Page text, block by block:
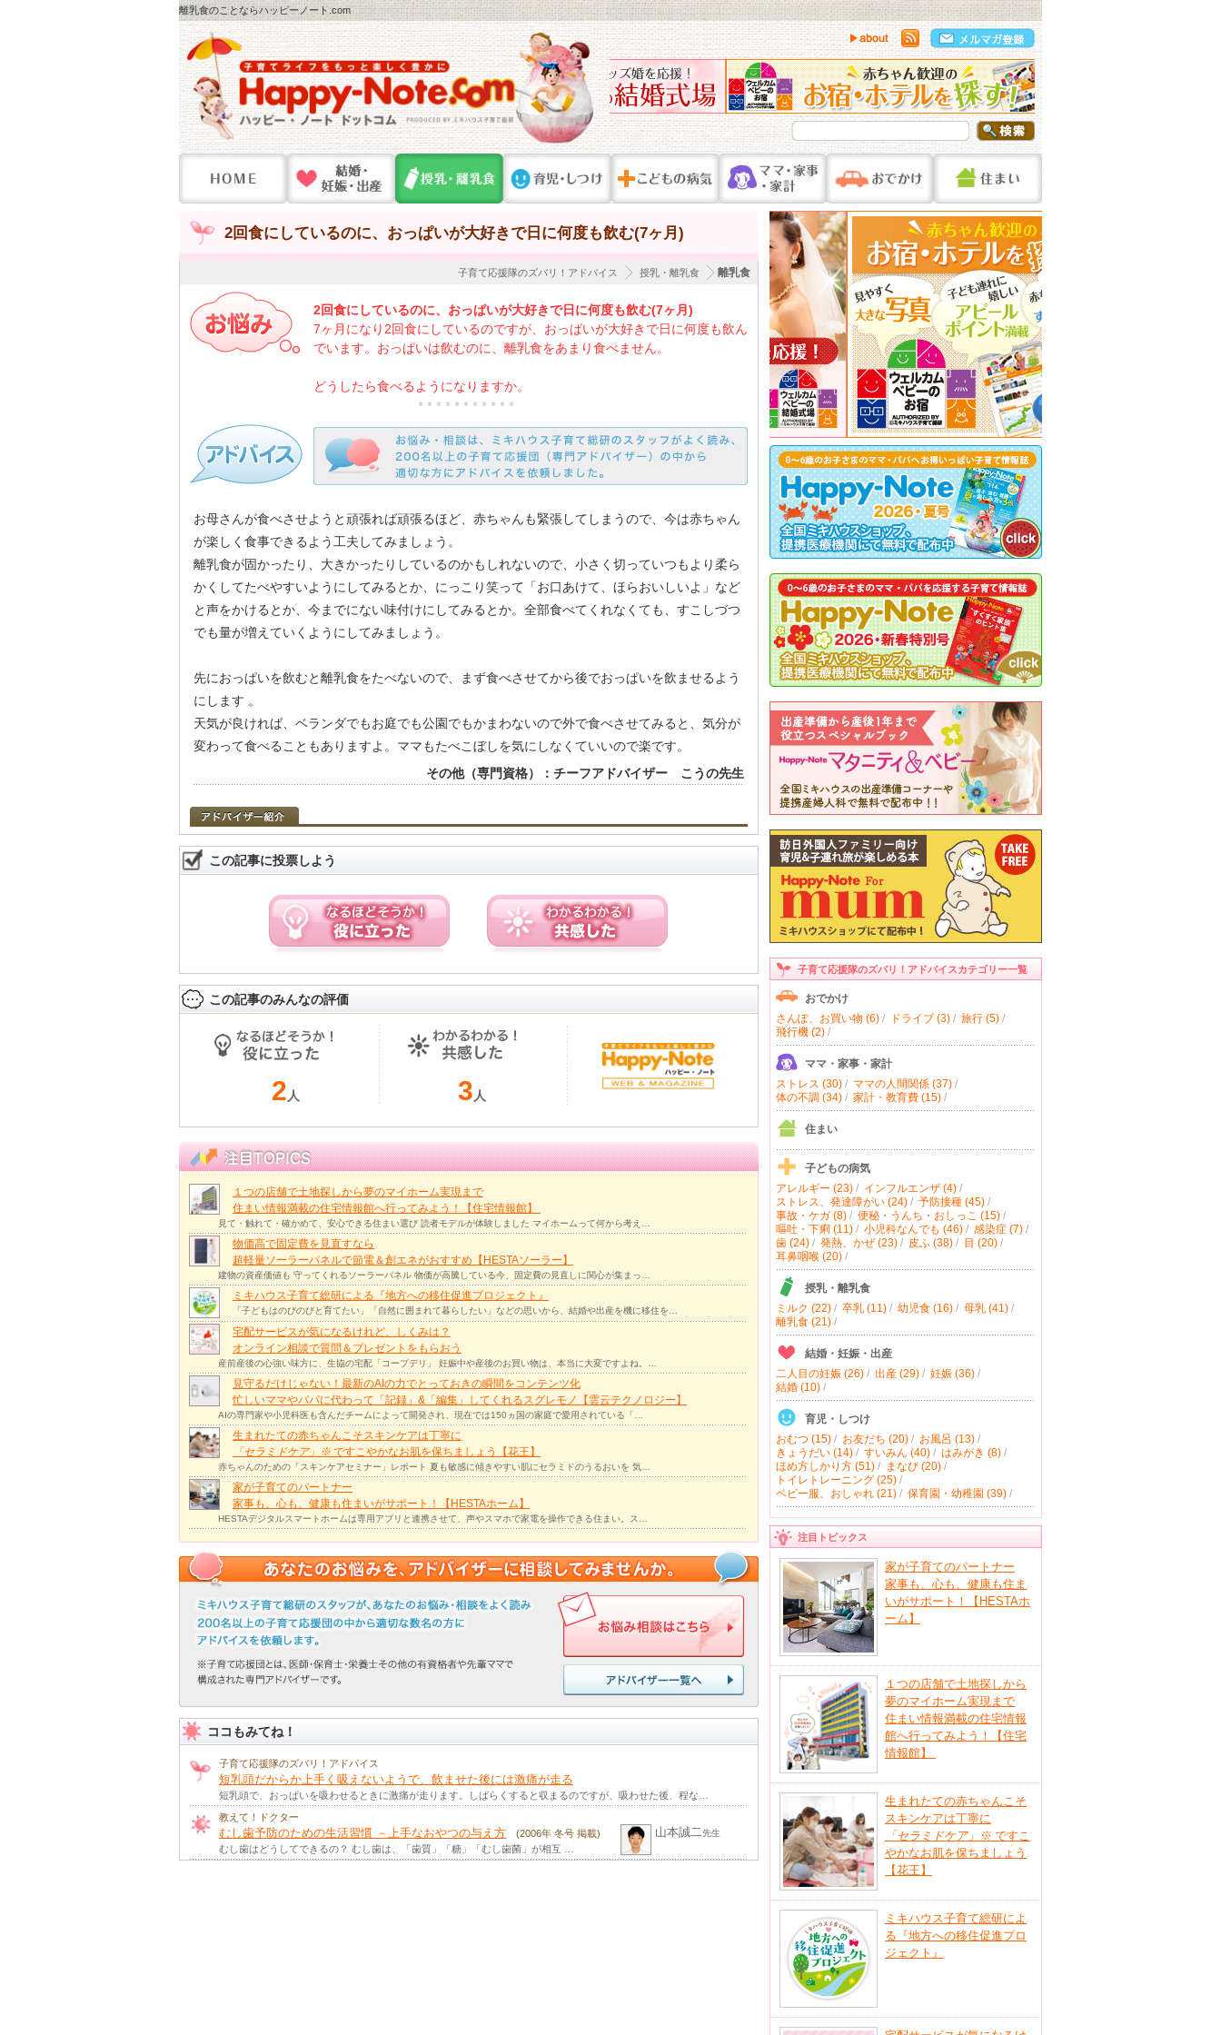
離乳食のことならハッピーノート.com
2回食にしているのに、おっぱいが大好きで日に何度も飲む(7ヶ月)
離乳食
授乳・離乳食
子育て応援隊のズバリ！アドバイス
2回食にしているのに、おっぱいが大好きで日に何度も飲む(7ヶ月)
7ヶ月になり2回食にしているのですが、おっぱいが大好きで日に何度も飲ん
でいます。おっぱいは飲むのに、離乳食をあまり食べません。
どうしたら食べるようになりますか。
お母さんが食べさせようと頑張れば頑張るほど、赤ちゃんも緊張してしまうので、今は赤ちゃん
が楽しく食事できるよう工夫してみましょう。
離乳食が固かったり、大きかったりしているのかもしれないので、小さく切っていつもより柔ら
かくしてたべやすいようにしてみるとか、にっこり笑って「お口あけて、ほらおいしいよ」など
と声をかけるとか、今までにない味付けにしてみるとか。全部食べてくれなくても、すこしづつ
でも量が増えていくようにしてみましょう。
先におっぱいを飲むと離乳食をたべないので、まず食べさせてから後でおっぱいを飲ませるよう
にします 。
天気が良ければ、ベランダでもお庭でも公園でもかまわないので外で食べさせてみると、気分が
変わって食べることもありますよ。ママもたべこぼしを気にしなくていいので楽です。
その他（専門資格）：チーフアドバイザー こうの先生
この記事に投票しよう
この記事のみんなの評価
2 人 3 人
１つの店舗で土地探しから夢のマイホーム実現まで
住まい情報満載の住宅情報館へ行ってみよう！【住宅情報館】
見て・触れて・確かめて、安心できる住まい選び 読者モデルが体験しました マイホームって何から考え…
物価高で固定費を見直すなら
超軽量ソーラーパネルで節電＆創エネがおすすめ【HESTAソーラー】
建物の資産価値も 守ってくれるソーラーパネル 物価が高騰している今、固定費の見直しに関心が集まっ…
ミキハウス子育て総研による『地方への移住促進プロジェクト』
「子どもはのびのびと育てたい」「自然に囲まれて暮らしたい」などの思いから、結婚や出産を機に移住を…
宅配サービスが気になるけれど、しくみは？
オンライン相談で質問＆プレゼントをもらおう
産前産後の心強い味方に、生協の宅配「コープデリ」 妊娠中や産後のお買い物は、本当に大変ですよね。…
見守るだけじゃない！最新のAIの力でとっておきの瞬間をコンテンツ化
忙しいママやパパに代わって「記録」&「編集」してくれるスグレモノ【雲云テクノロジー】
AIの専門家や小児科医も含んだチームによって開発され、現在では150ヵ国の家庭で愛用されている「…
生まれたての赤ちゃんこそスキンケアは丁寧に
「セラミドケア」 ※ですこやかなお肌を保ちましょう【花王】
赤ちゃんのための「スキンケアセミナー」レポート 夏も敏感に傾きやすい肌にセラミドのうるおいを 気…
家が子育てのパートナー
家事も、心も、健康も住まいがサポート！【HESTAホーム】
HESTAデジタルスマートホームは専用アプリと連携させて、声やスマホで家電を操作できる住まい。ス…
ココもみてね！
子育て応援隊のズバリ！アドバイス
短乳頭だからか上手く吸えないようで、飲ませた後には激痛が走る
短乳頭で、おっぱいを吸わせるときに激痛が走ります。しばらくすると収まるのですが、吸わせた後、程な…
教えて！ドクター
むし歯予防のための生活習慣 －上手なおやつの与え方
(2006年 冬号 掲載)
むし歯はどうしてできるの？ むし歯は、「歯質」「糖」「むし歯菌」が相互 …
山本誠二先生
子育て応援隊のズバリ！アドバイスカテゴリー一覧
おでかけ
さんぽ、お買い物 (6)/ ドライブ (3)/ 旅行 (5)/
飛行機 (2)/
ママ・家事・家計
ストレス (30)/ ママの人間関係 (37)/
体の不調 (34)/ 家計・教育費 (15)/
住まい
子どもの病気
アレルギー (23)/ インフルエンザ (4)/
ストレス、発達障がい (24)/ 予防接種 (45)/
事故・ケガ (8)/ 便秘・うんち・おしっこ (15)/
嘔吐・下痢 (11)/ 小児科なんでも (46)/ 感染症 (7)/
歯 (24)/ 発熱、かぜ (23)/ 皮ふ (38)/ 目 (20)/
耳鼻咽喉 (20)/
授乳・離乳食
ミルク (22)/ 卒乳 (11)/ 幼児食 (16)/ 母乳 (41)/
離乳食 (21)/
結婚・妊娠・出産
二人目の妊娠 (26)/ 出産 (29)/ 妊娠 (36)/
結婚 (10)/
育児・しつけ
おむつ (15)/ お友だち (20)/ お風呂 (13)/
きょうだい (14)/ すいみん (40)/ はみがき (8)/
ほめ方しかり方 (51)/ まなび (20)/
トイレトレーニング (25)/
ベビー服、おしゃれ (21)/ 保育園・幼稚園 (39)/
注目トピックス
家が子育てのパートナー
家事も、心も、健康も住ま
いがサポート！【HESTAホ
ーム】
１つの店舗で土地探しから
夢のマイホーム実現まで
住まい情報満載の住宅情報
館へ行ってみよう！【住宅
情報館】
生まれたての赤ちゃんこそ
スキンケアは丁寧に
「セラミドケア」 ※ ですこ
やかなお肌を保ちましょう
【花王】
ミキハウス子育て総研によ
る『地方への移住促進プロ
ジェクト』